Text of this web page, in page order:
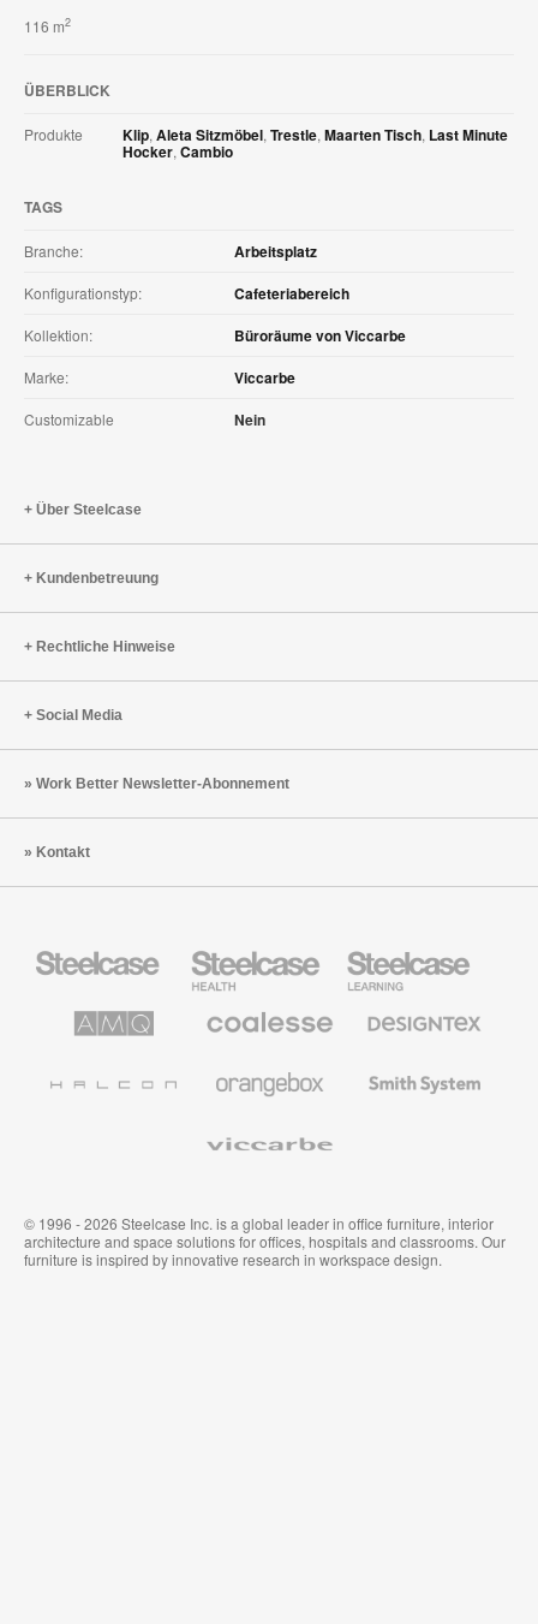
116 m2
ÜBERBLICK
Produkte Klip, Aleta Sitzmöbel, Trestle, Maarten Tisch, Last Minute
Hocker, Cambio
TAGS
Branche: Arbeitsplatz
Konfigurationstyp: Cafeteriabereich
Kollektion: Büroräume von Viccarbe
Marke: Viccarbe
Customizable Nein
Über Steelcase
Kundenbetreuung
Rechtliche Hinweise
Social Media
Work Better Newsletter-Abonnement
Kontakt
Büromöbel
Health
Education
Möbel
Solutions
Büromöbel
Textilien
System
© 1996 - 2026 Steelcase Inc. is a global leader in office furniture, interior
architecture and space solutions for offices, hospitals and classrooms. Our
furniture is inspired by innovative research in workspace design.